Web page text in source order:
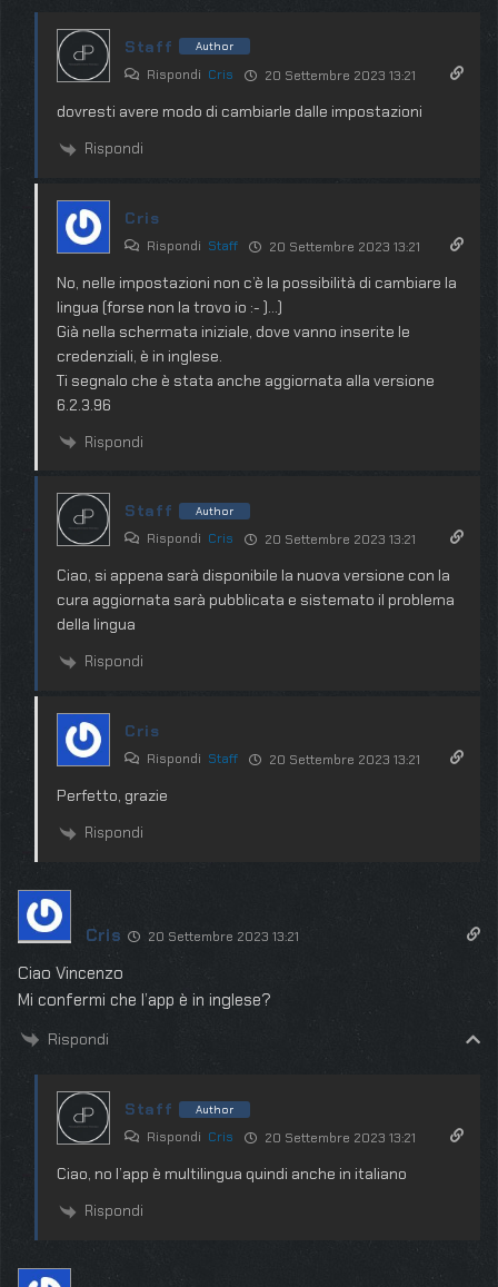
Staff Author
Rispondi Cris 20 Settembre 2023 13:21
dovresti avere modo di cambiarle dalle impostazioni
Rispondi
Cris
Rispondi Staff 20 Settembre 2023 13:21
No, nelle impostazioni non c’è la possibilità di cambiare la
lingua (forse non la trovo io :- )…)
Già nella schermata iniziale, dove vanno inserite le
credenziali, è in inglese.
Ti segnalo che è stata anche aggiornata alla versione
6.2.3.96
Rispondi
Staff Author
Rispondi Cris 20 Settembre 2023 13:21
Ciao, si appena sarà disponibile la nuova versione con la
cura aggiornata sarà pubblicata e sistemato il problema
della lingua
Rispondi
Cris
Rispondi Staff 20 Settembre 2023 13:21
Perfetto, grazie
Rispondi
Cris 20 Settembre 2023 13:21
Ciao Vincenzo
Mi confermi che l’app è in inglese?
Rispondi
Staff Author
Rispondi Cris 20 Settembre 2023 13:21
Ciao, no l’app è multilingua quindi anche in italiano
Rispondi